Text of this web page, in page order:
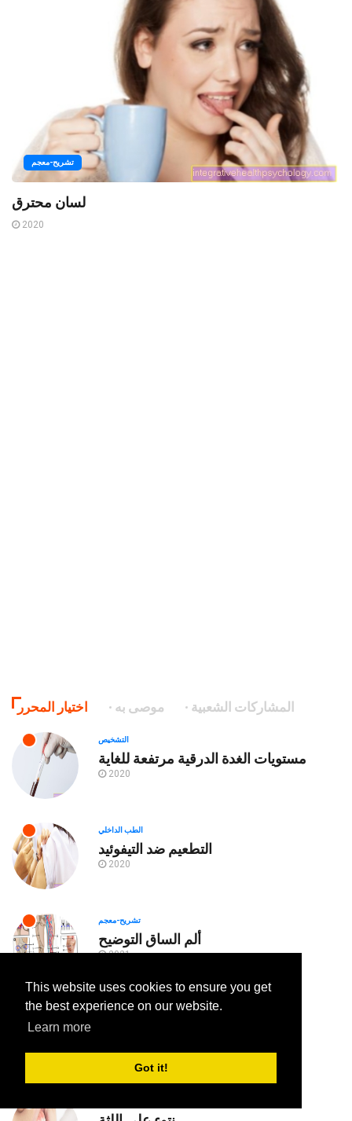
This website uses cookies to ensure you get
the best experience on our website.
Learn more
Got it!
تشريح-معجم
لسان محترق
2020
اختيار المحرر موصى به المشاركات الشعبية
التشخيص
مستويات الغدة الدرقية مرتفعة للغاية
2020
الطب الداخلي
التطعيم ضد التيفوئيد
2020
تشريح-معجم
ألم الساق التوضيح
2021
الدواء